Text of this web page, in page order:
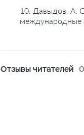
10. Давыдов, А.
Отзывы читателей 0